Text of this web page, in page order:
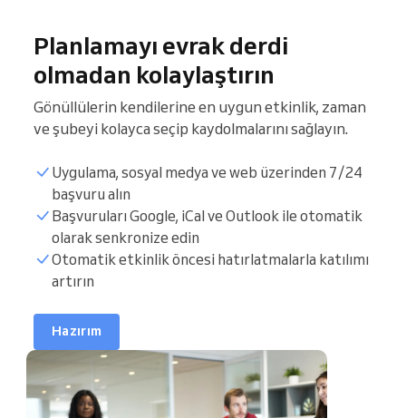
Gönüllü listesi
Planlamayı evrak derdi
olmadan kolaylaştırın
Gönüllülerin kendilerine en uygun etkinlik, zaman
ve şubeyi kolayca seçip kaydolmalarını sağlayın.
Uygulama, sosyal medya ve web üzerinden 7/24
başvuru alın
Başvuruları Google, iCal ve Outlook ile otomatik
olarak senkronize edin
Otomatik etkinlik öncesi hatırlatmalarla katılımı
artırın
Hazırım